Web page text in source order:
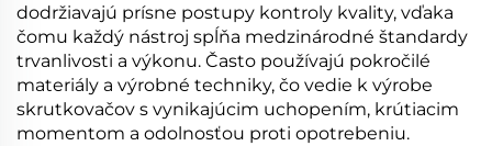
dodržiavajú prísne postupy kontroly kvality, vďaka
čomu každý nástroj spĺňa medzinárodné štandardy
trvanlivosti a výkonu. Často používajú pokročilé
materiály a výrobné techniky, čo vedie k výrobe
skrutkovačov s vynikajúcim uchopením, krútiacim
momentom a odolnosťou proti opotrebeniu.